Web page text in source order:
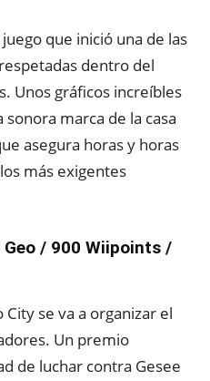
que inició una de las
dentro del
Unos gráficos increíbles
sonora marca de la casa
asegura horas y horas
más exigentes
/ 900 Wiipoints /
se va a organizar el
Un premio
de luchar contra Gesee